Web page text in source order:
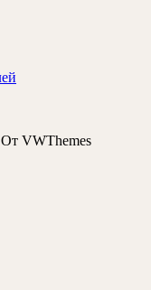
От VWThemes